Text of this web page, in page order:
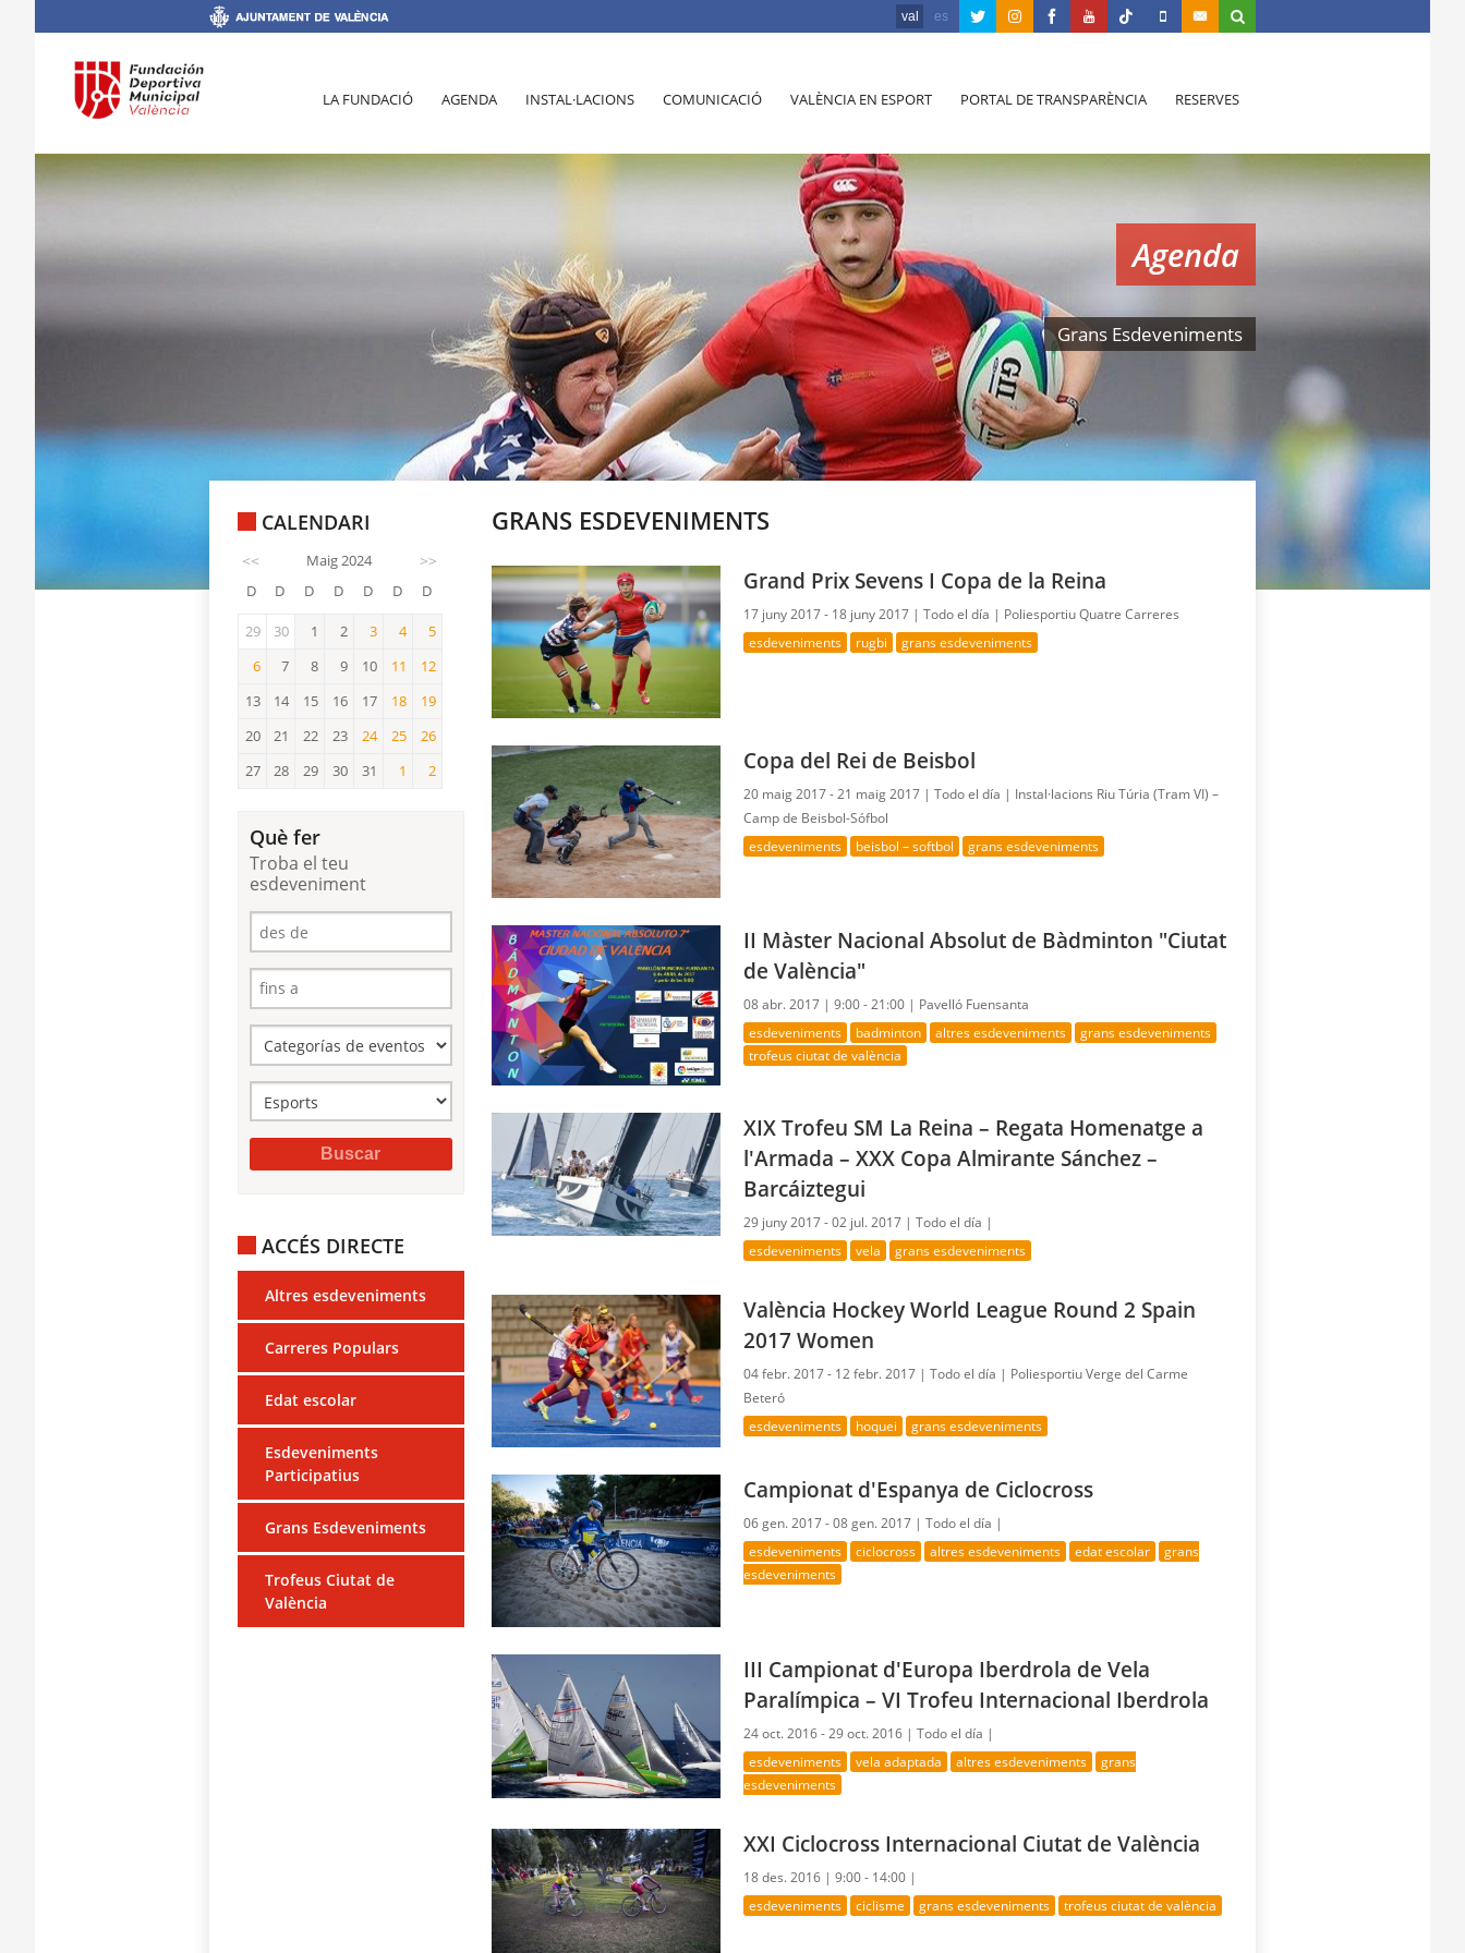
val es
LA FUNDACIÓ AGENDA INSTAL·LACIONS COMUNICACIÓ VALÈNCIA EN ESPORT PORTAL DE TRANSPARÈNCIA RESERVES
Agenda
Grans Esdeveniments
CALENDARI
<< Maig 2024 >>
D D D D D D D
29 30 1 2 3 4
4
5
5
6 7 8 9 10 11
11
12
12
13 14 15 16 17 18
18
19
19
20 21 22 23 24
24
25 26
27 28 29 30 31 1 2
Què fer
Troba el teu
esdeveniment
ACCÉS DIRECTE
Altres esdeveniments
Carreres Populars
Edat escolar
Esdeveniments
Participatius
Grans Esdeveniments
Trofeus Ciutat de
València
GRANS ESDEVENIMENTS
Grand Prix Sevens I Copa de la Reina
17 juny 2017 - 18 juny 2017 |Todo el día | Poliesportiu Quatre Carreres
esdeveniments rugbi grans esdeveniments
Copa del Rei de Beisbol
20 maig 2017 - 21 maig 2017 |Todo el día | Instal·lacions Riu Túria (Tram VI) –
Camp de Beisbol-Sófbol
esdeveniments beisbol – softbol grans esdeveniments
II Màster Nacional Absolut de Bàdminton "Ciutat
de València"
08 abr. 2017 |9:00 - 21:00 | Pavelló Fuensanta
esdeveniments badminton altres esdeveniments
grans esdeveniments
trofeus ciutat de valència
XIX Trofeu SM La Reina – Regata Homenatge a
l'Armada – XXX Copa Almirante Sánchez –
Barcáiztegui
29 juny 2017 - 02 jul. 2017 |Todo el día |
esdeveniments vela grans esdeveniments
València Hockey World League Round 2 Spain
2017 Women
04 febr. 2017 - 12 febr. 2017 |Todo el día | Poliesportiu Verge del Carme
Beteró
esdeveniments hoquei grans esdeveniments
Campionat d'Espanya de Ciclocross
06 gen. 2017 - 08 gen. 2017 |Todo el día |
esdeveniments ciclocross altres esdeveniments edat escolar
grans
esdeveniments
III Campionat d'Europa Iberdrola de Vela
Paralímpica – VI Trofeu Internacional Iberdrola
24 oct. 2016 - 29 oct. 2016 |Todo el día |
esdeveniments vela adaptada altres esdeveniments
grans
esdeveniments
XXI Ciclocross Internacional Ciutat de València
18 des. 2016 |9:00 - 14:00 |
esdeveniments ciclisme grans esdeveniments trofeus ciutat de valència